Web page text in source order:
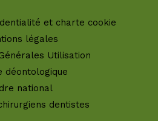
et charte cookie
légales
Utilisation
déontologique
national
dentistes